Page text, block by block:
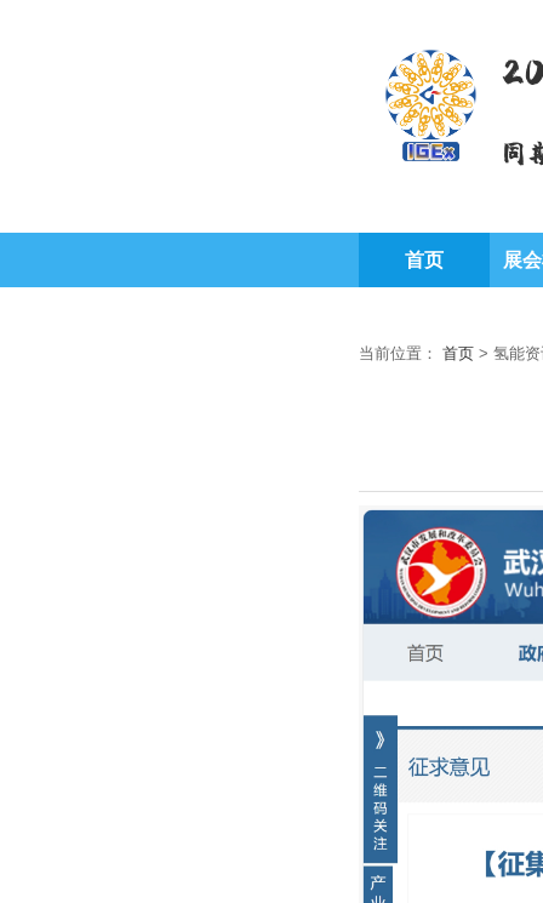
同
首页 展
当前位置： 首页 > 氢能